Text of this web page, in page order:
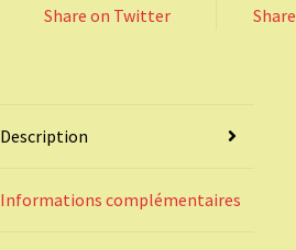
Share on Twitter
Description
Informations complémentaires